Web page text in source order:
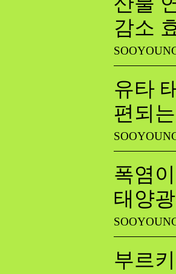
감소
유타
편되
폭염
태양
부르